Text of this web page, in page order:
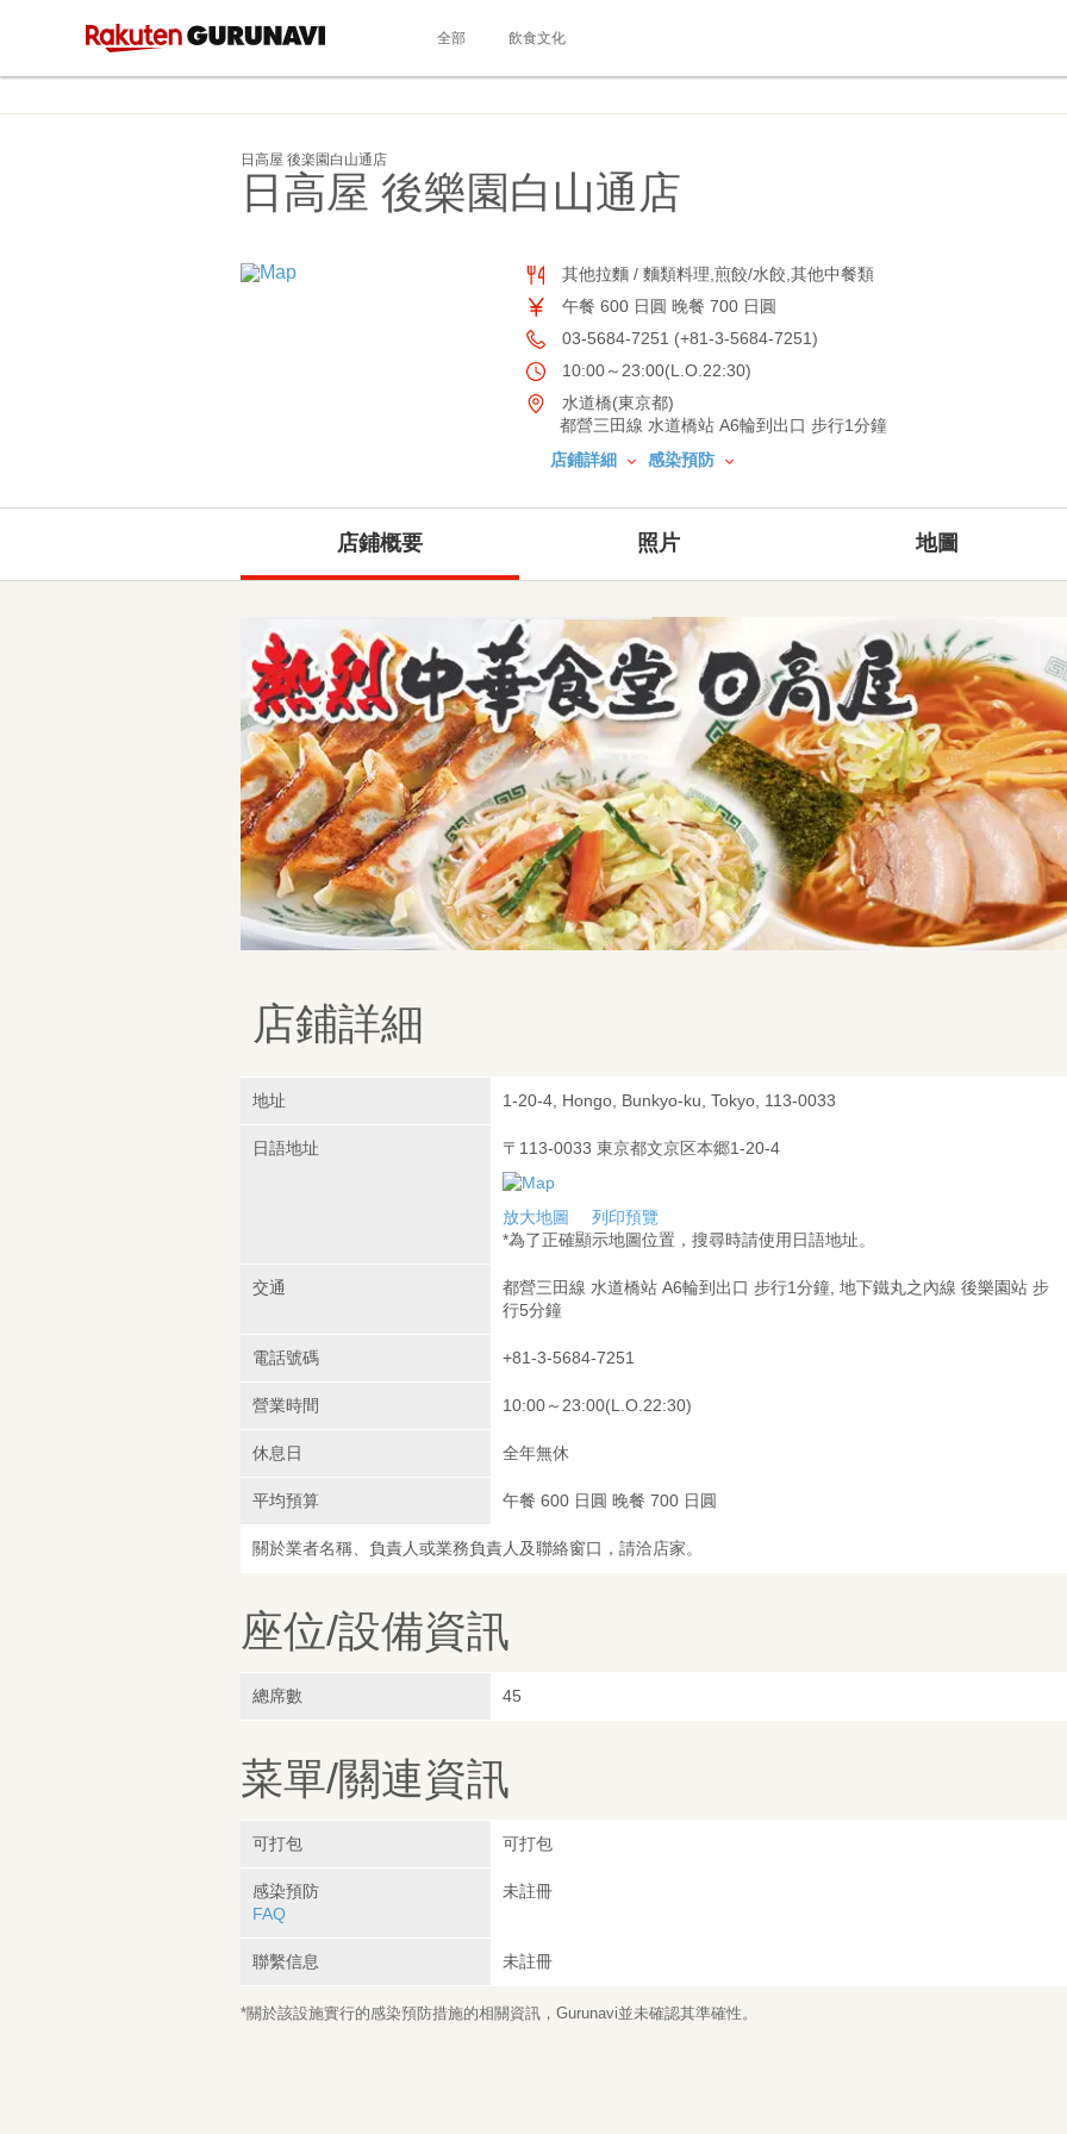
全部 飲食文化
日高屋 後楽園白山通店
日高屋 後樂園白山通店
其他拉麵 / 麵類料理,煎餃/水餃,其他中餐類
午餐 600 日圓 晚餐 700 日圓
03-5684-7251 (+81-3-5684-7251)
10:00～23:00(L.O.22:30)
水道橋(東京都)
都營三田線 水道橋站 A6輪到出口 步行1分鐘
店鋪詳細
感染預防
店鋪概要 照片 地圖
店鋪詳細
地址 1-20-4, Hongo, Bunkyo-ku, Tokyo, 113-0033
日語地址 〒113-0033 東京都文京区本郷1-20-4
放大地圖
列印預覽
*為了正確顯示地圖位置，搜尋時請使用日語地址。
交通
都營三田線 水道橋站 A6輪到出口 步行1分鐘, 地下鐵丸之內線 後樂園站 步
行5分鐘
電話號碼 +81-3-5684-7251
營業時間 10:00～23:00(L.O.22:30)
休息日 全年無休
平均預算 午餐 600 日圓 晚餐 700 日圓
關於業者名稱、負責人或業務負責人及聯絡窗口，請洽店家。
座位/設備資訊
總席數 45
菜單/關連資訊
可打包 可打包
感染預防
FAQ
未註冊
聯繫信息 未註冊
*關於該設施實行的感染預防措施的相關資訊，Gurunavi並未確認其準確性。